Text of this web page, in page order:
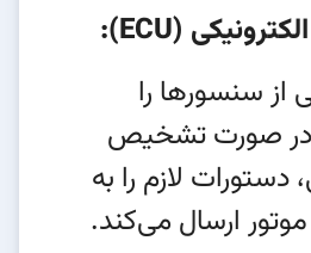
از سنسورها را
در صورت تشخیص
لازم را به
ارسال می‌کند.